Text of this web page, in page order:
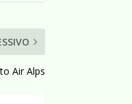
Air Alps